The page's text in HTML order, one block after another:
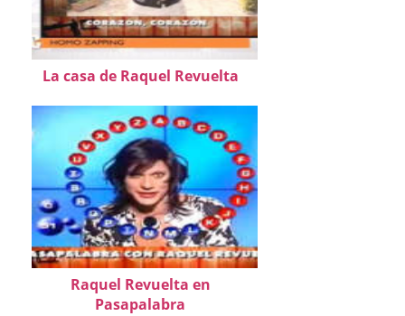
La casa de Raquel Revuelta
Raquel Revuelta en
Pasapalabra